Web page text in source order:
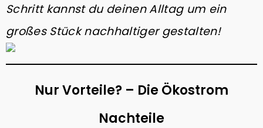
Schritt kannst du deinen Alltag um ein
großes Stück nachhaltiger gestalten!
Nur Vorteile? – Die Ökostrom
Nachteile